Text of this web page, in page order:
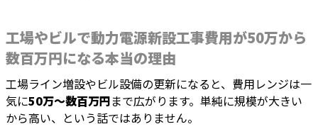
工場やビルで動力電源新設工事費用が50万から
数百万円になる本当の理由
工場ライン増設やビル設備の更新になると、費用レンジは一
気に50万〜数百万円まで広がります。単純に規模が大きい
から高い、という話ではありません。